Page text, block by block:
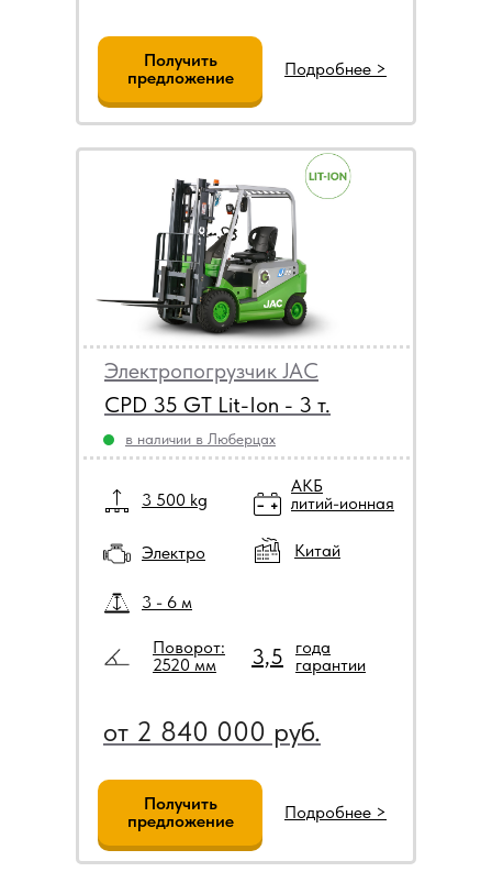
Электропогрузчик JAC
CPD 35 GT Lit-Ion - 3 т.
в наличии в Люберцах
АКБ
литий-ионная
Поворот:
2520 мм
Подробнее >
Получить
предложение
3 500 kg
Китай
года
гарантии
3,5
3 - 6 м
Подробнее >
Получить
предложение
Электро
от 2 840 000 руб.